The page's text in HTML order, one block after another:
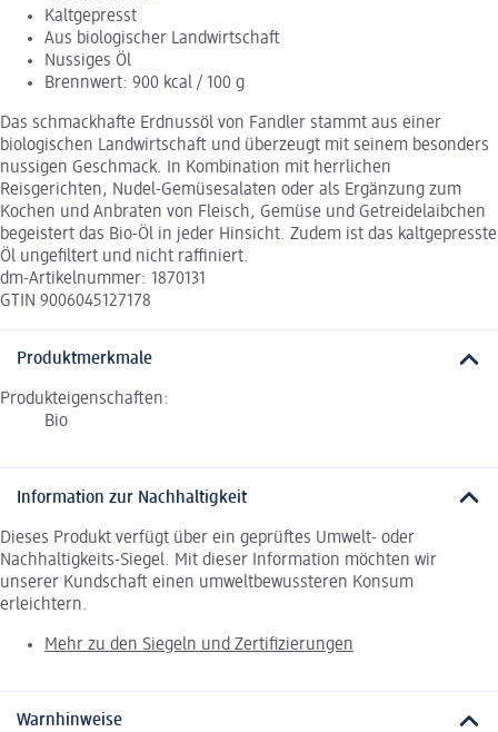
Kaltgepresst
Aus biologischer Landwirtschaft
Nussiges Öl
Brennwert: 900 kcal / 100 g
Das schmackhafte Erdnussöl von Fandler stammt aus einer
biologischen Landwirtschaft und überzeugt mit seinem besonders
nussigen Geschmack. In Kombination mit herrlichen
Reisgerichten, Nudel-Gemüsesalaten oder als Ergänzung zum
Kochen und Anbraten von Fleisch, Gemüse und Getreidelaibchen
begeistert das Bio-Öl in jeder Hinsicht. Zudem ist das kaltgepresste
Öl ungefiltert und nicht raffiniert.
dm-Artikelnummer: 1870131
GTIN 9006045127178
Produktmerkmale
Produkteigenschaften:
Bio
Information zur Nachhaltigkeit
Dieses Produkt verfügt über ein geprüftes Umwelt- oder
Nachhaltigkeits-Siegel. Mit dieser Information möchten wir
unserer Kundschaft einen umweltbewussteren Konsum
erleichtern.
Mehr zu den Siegeln und Zertifizierungen
Warnhinweise